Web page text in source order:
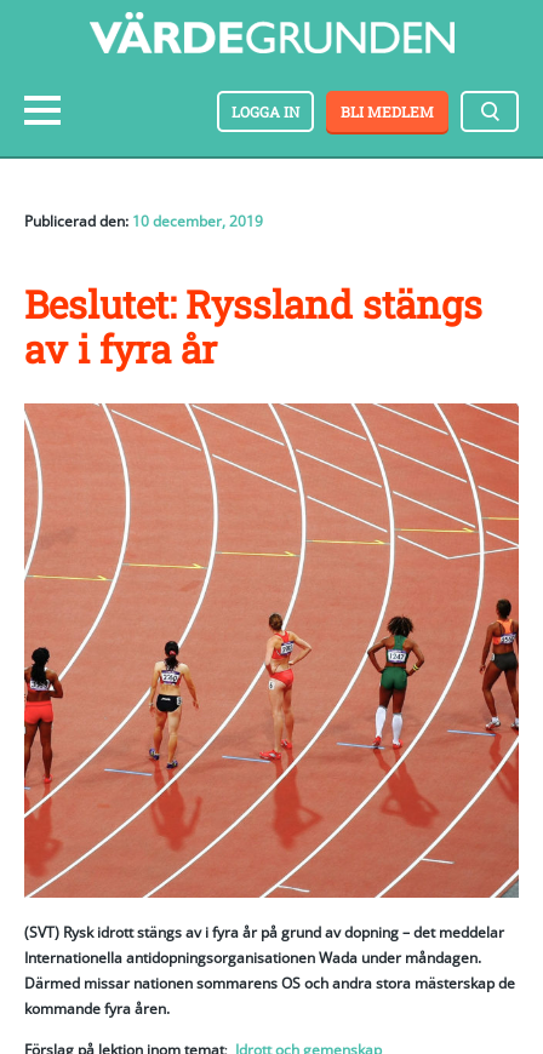
BLI MEDLEM
LOGGA IN
Publicerad den: 10 december, 2019
Beslutet: Ryssland stängs
av i fyra år
(SVT) Rysk idrott stängs av i fyra år på grund av dopning – det meddelar
Internationella antidopningsorganisationen Wada under måndagen.
Därmed missar nationen sommarens OS och andra stora mästerskap de
kommande fyra åren.
Förslag på lektion inom temat: Idrott och gemenskap